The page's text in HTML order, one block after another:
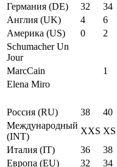
Германия (DE)
32 34
Англия (UK)
4 6
Америка (US)
0 2
Schumacher Un
Jour
MarcCain
1
Elena Miro
Россия (RU)
38 40
Международный
(INT)
XXS XS
Италия (IT)
36 38
Европа (EU)
32 34